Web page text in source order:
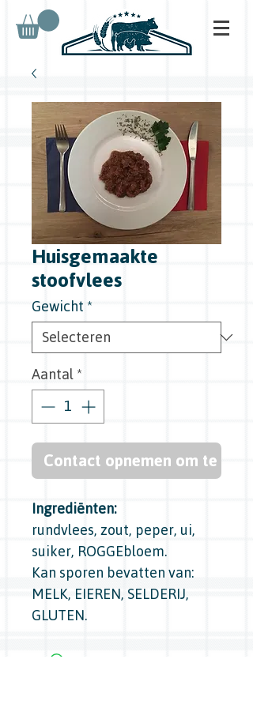
Huisgemaakte
stoofvlees
Gewicht *
Aantal *
Contact opnemen om te
Ingrediënten:
rundvlees, zout, peper, ui,
suiker, ROGGEbloem.
Kan sporen bevatten van:
MELK, EIEREN, SELDERIJ,
GLUTEN.